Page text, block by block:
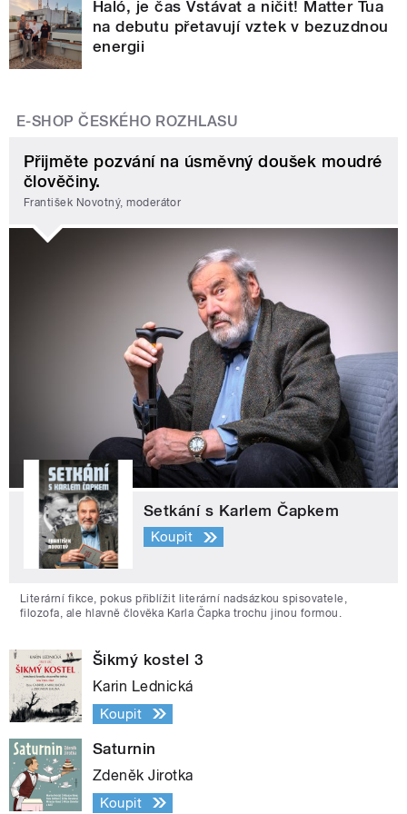
Haló, je čas Vstávat a ničit! Matter Tua
na debutu přetavují vztek v bezuzdnou
energii
E-SHOP ČESKÉHO ROZHLASU
Přijměte pozvání na úsměvný doušek moudré
člověčiny.
František Novotný, moderátor
Setkání s Karlem Čapkem
Koupit
Literární fikce, pokus přiblížit literární nadsázkou spisovatele,
filozofa, ale hlavně člověka Karla Čapka trochu jinou formou.
Šikmý kostel 3
Karin Lednická
Koupit
Saturnin
Zdeněk Jirotka
Koupit